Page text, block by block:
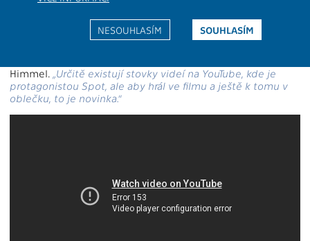
SOUHLASÍM
NESOUHLASÍM
O přípravu, naprogramování i vzhled Spota se postaral Ing.
Bedřich Himmel z katedry kybernetiky FEL ČVUT. Filmaři
Himmel. „Určitě existují stovky videí na YouTube, kde je
protagonistou Spot, ale aby hrál ve filmu a ještě k tomu v
oblečku, to je novinka.“